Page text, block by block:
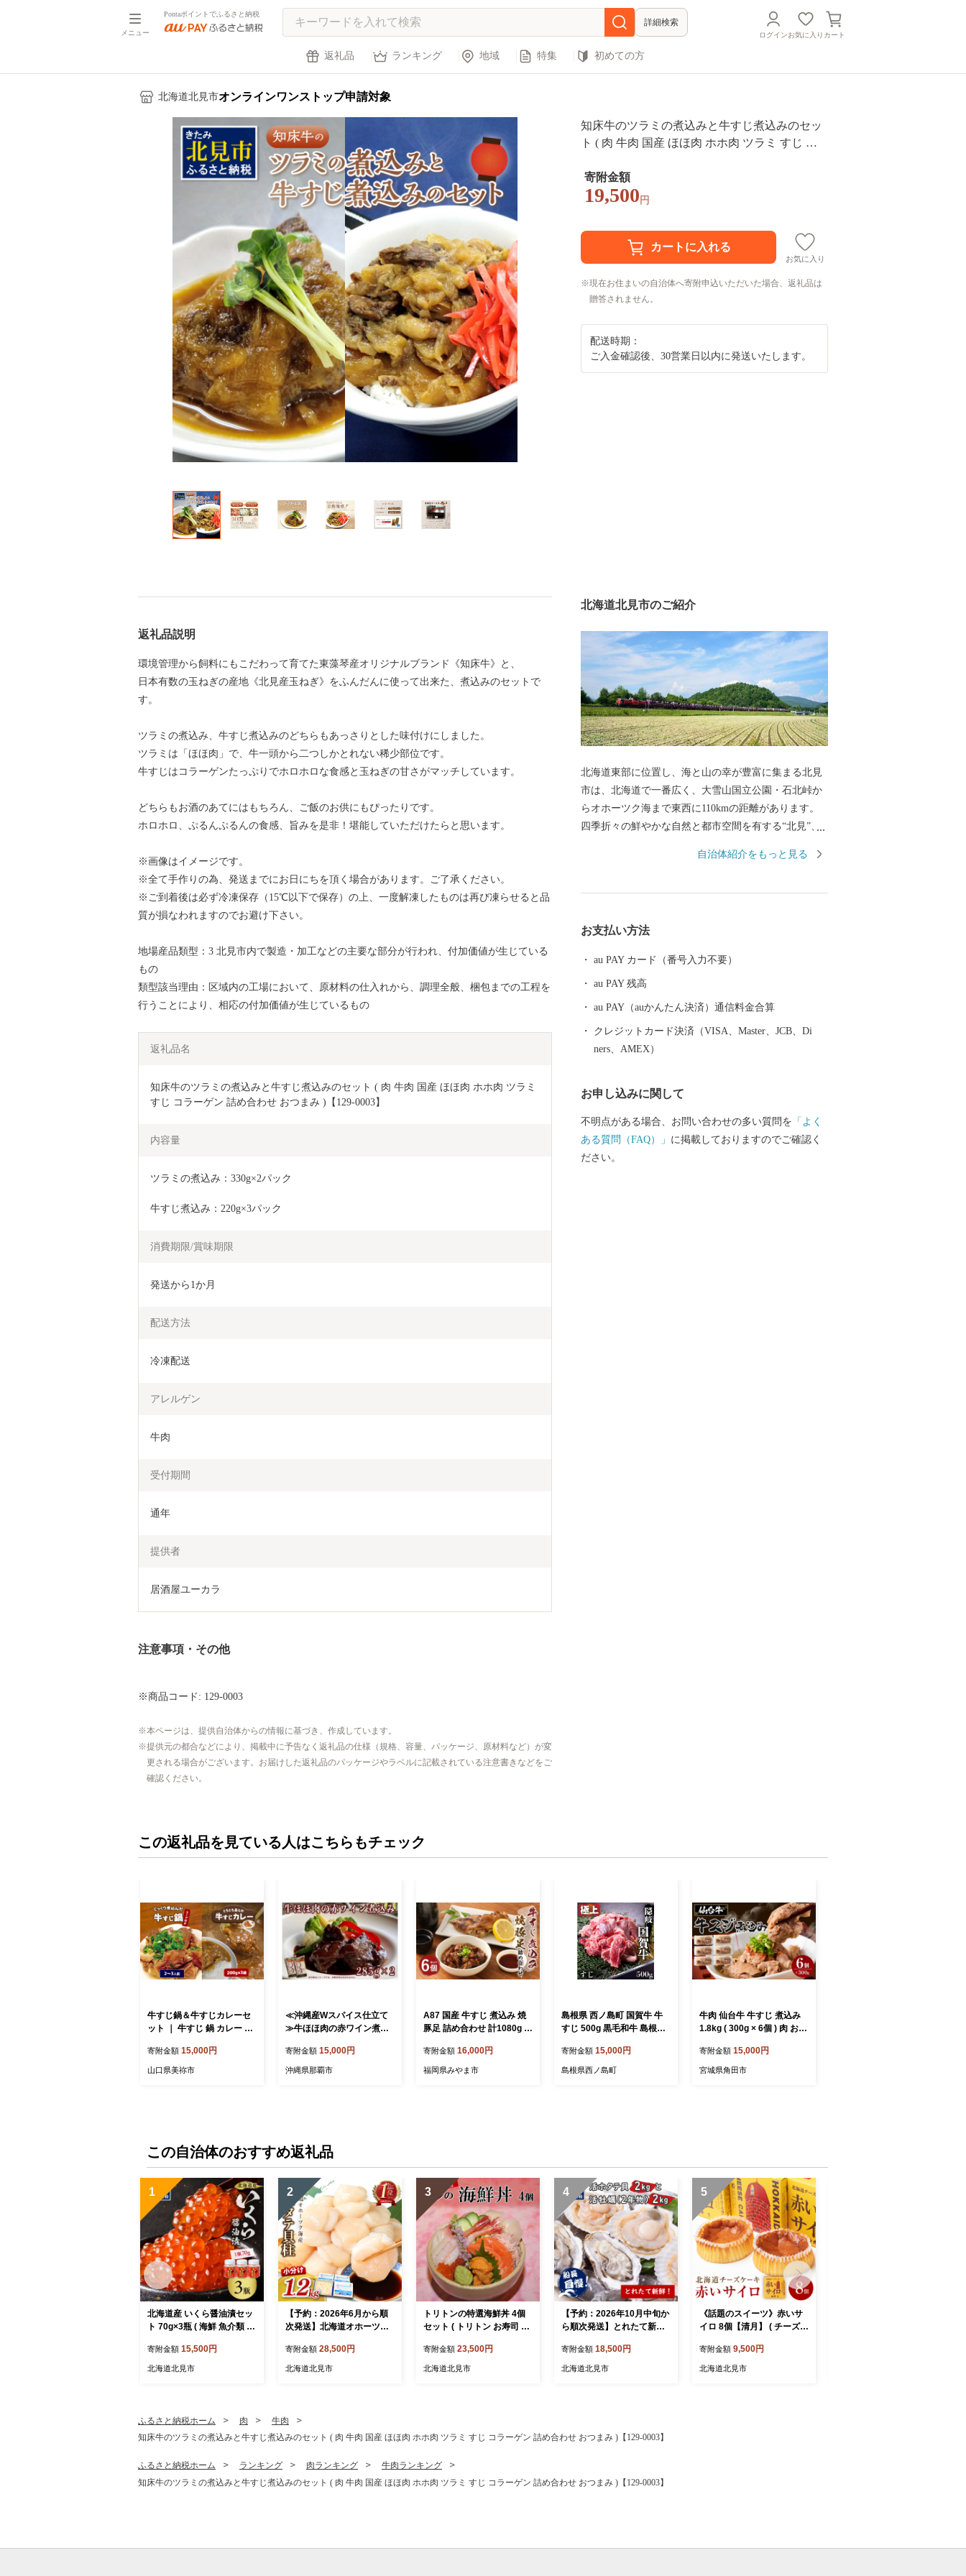
メニュー
Pontaポイントでふるさと納税
詳細検索
ログインお気に入り カート
返礼品 ランキング 地域 特集 初めての方
北海道北見市オンラインワンストップ申請対象
知床牛のツラミの煮込みと牛すじ煮込みのセッ
ト ( 肉 牛肉 国産 ほほ肉 ホホ肉 ツラミ すじ コ
寄附金額
19,500 円
お気に入り
現在お住まいの自治体へ寄附申込いただいた場合、返礼品は
贈答されません。
配送時期：
ご入金確認後、30営業日以内に発送いたします。
返礼品説明
環境管理から飼料にもこだわって育てた東藻琴産オリジナルブランド《知床牛》と、
日本有数の玉ねぎの産地《北見産玉ねぎ》をふんだんに使って出来た、煮込みのセットで
す。
ツラミの煮込み、牛すじ煮込みのどちらもあっさりとした味付けにしました。
ツラミは「ほほ肉」で、牛一頭から二つしかとれない稀少部位です。
牛すじはコラーゲンたっぷりでホロホロな食感と玉ねぎの甘さがマッチしています。
どちらもお酒のあてにはもちろん、ご飯のお供にもぴったりです。
ホロホロ、ぷるんぷるんの食感、旨みを是非！堪能していただけたらと思います。
※画像はイメージです。
※全て手作りの為、発送までにお日にちを頂く場合があります。ご了承ください。
※ご到着後は必ず冷凍保存（15℃以下で保存）の上、一度解凍したものは再び凍らせると品
質が損なわれますのでお避け下さい。
地場産品類型：3 北見市内で製造・加工などの主要な部分が行われ、付加価値が生じている
もの
類型該当理由：区域内の工場において、原材料の仕入れから、調理全般、梱包までの工程を
行うことにより、相応の付加価値が生じているもの
返礼品名
知床牛のツラミの煮込みと牛すじ煮込みのセット ( 肉 牛肉 国産 ほほ肉 ホホ肉 ツラミ
すじ コラーゲン 詰め合わせ おつまみ )【129-0003】
内容量
ツラミの煮込み：330g×2パック
牛すじ煮込み：220g×3パック
消費期限/賞味期限
発送から1か月
配送方法
冷凍配送
アレルゲン
牛肉
受付期間
通年
提供者
居酒屋ユーカラ
注意事項・その他
※商品コード: 129-0003
本ページは、提供自治体からの情報に基づき、作成しています。
提供元の都合などにより、掲載中に予告なく返礼品の仕様（規格、容量、パッケージ、原材料など）が変
更される場合がございます。お届けした返礼品のパッケージやラベルに記載されている注意書きなどをご
確認ください。
北海道北見市のご紹介
北海道東部に位置し、海と山の幸が豊富に集まる北見
市は、北海道で一番広く、大雪山国立公園・石北峠か
らオホーツク海まで東西に110kmの距離があります。
四季折々の鮮やかな自然と都市空間を有する“北見”、
として知られる"常呂"、北海道屈指の温泉郷・おんね
益は一時所得に該当します。 確定申告が必要となる場
合がありますので、ご注意ください。 詳細は最寄りの
自治体紹介をもっと見る
お支払い方法
au PAY カード（番号入力不要）
au PAY 残高
au PAY（auかんたん決済）通信料金合算
クレジットカード決済（VISA、Master、JCB、Di
ners、AMEX）
お申し込みに関して
不明点がある場合、お問い合わせの多い質問を 「よく
ある質問（FAQ）」 に掲載しておりますのでご確認く
ださい。
この返礼品を見ている人はこちらもチェック
牛すじ鍋＆牛すじカレーセ
ット ｜ 牛すじ 鍋 カレー セ
み コラーゲン 山口県 美祢
市 美祢
寄附金額 15,000円
山口県美祢市
≪沖縄産Wスパイス仕立て
≫牛ほほ肉の赤ワイン煮込
ワイン 煮込み ほほ肉 スパ
イス ギフト 人気 食品 黒毛
寄附金額 15,000円
沖縄県那覇市
A87 国産 牛すじ 煮込み 焼
豚足 詰め合わせ 計1080g セ
寄附金額 16,000円
福岡県みやま市
島根県 西ノ島町 国賀牛 牛
すじ 500g 黒毛和牛 島根和
産 冷凍 お肉 煮込み スジ肉
牛すじカレー おつまみ
寄附金額 15,000円
島根県西ノ島町
牛肉 仙台牛 牛すじ 煮込み
1.8kg ( 300g × 6個 ) 肉 お肉
て おかず おつまみ お酒に
合う 冷凍 温めるだけ 簡単
寄附金額 15,000円
宮城県角田市
この自治体のおすすめ返礼品
1
北海道産 いくら醤油漬セッ
ト 70g×3瓶 ( 海鮮 魚介類 魚
醤油漬け 海鮮丼 小分け 瓶
詰め 北海道 贈答 ギフト プ
寄附金額 15,500円
北海道北見市
2
【予約：2026年6月から順
次発送】北海道オホーツク
用 ( 海鮮 魚介 魚介類 貝 ほ
たて 刺身 貝柱 海鮮丼 贈答
寄附金額 28,500円
北海道北見市
3
トリトンの特選海鮮丼 4個
セット ( トリトン お寿司 海
ウニ )【071-0004】
寄附金額 23,500円
北海道北見市
4
【予約：2026年10月中旬か
ら順次発送】とれたて新
蠣2年物2kg ( 海鮮 魚介 貝
帆立 ほたて ホタテ カキ か
寄附金額 18,500円
北海道北見市
5
《話題のスイーツ》赤いサ
イロ 8個【清月】 ( チーズケ
道 お土産 お茶菓子 サイロ
デザート 人気 小分け 個包
寄附金額 9,500円
北海道北見市
ふるさと納税ホーム 肉
牛肉
知床牛のツラミの煮込みと牛すじ煮込みのセット ( 肉 牛肉 国産 ほほ肉 ホホ肉 ツラミ すじ コラーゲン 詰め合わせ おつまみ )【129-0003】
ふるさと納税ホーム ランキング 肉ランキング
牛肉ランキング
知床牛のツラミの煮込みと牛すじ煮込みのセット ( 肉 牛肉 国産 ほほ肉 ホホ肉 ツラミ すじ コラーゲン 詰め合わせ おつまみ )【129-0003】